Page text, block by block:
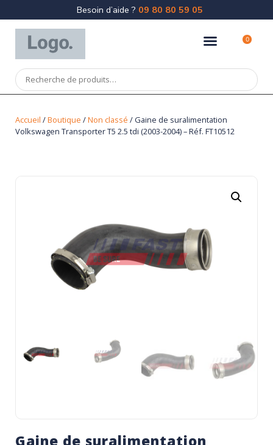
Besoin d’aide ? 09 80 80 59 05
0
Accueil /Boutique /Non classé / Gaine de suralimentation
Volkswagen Transporter T5 2.5 tdi (2003-2004) – Réf. FT10512
Gaine de suralimentation